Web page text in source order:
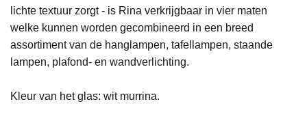
lichte textuur zorgt - is Rina verkrijgbaar in vier maten
welke kunnen worden gecombineerd in een breed
assortiment van de hanglampen, tafellampen, staande
lampen, plafond- en wandverlichting.
Kleur van het glas: wit murrina.